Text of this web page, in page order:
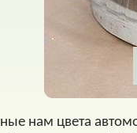
нам цвета